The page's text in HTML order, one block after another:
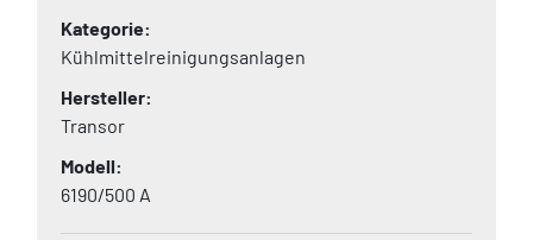
Kategorie
Kühlmittelreinigungsanlagen
Hersteller
Transor
Modell
6190/500 A